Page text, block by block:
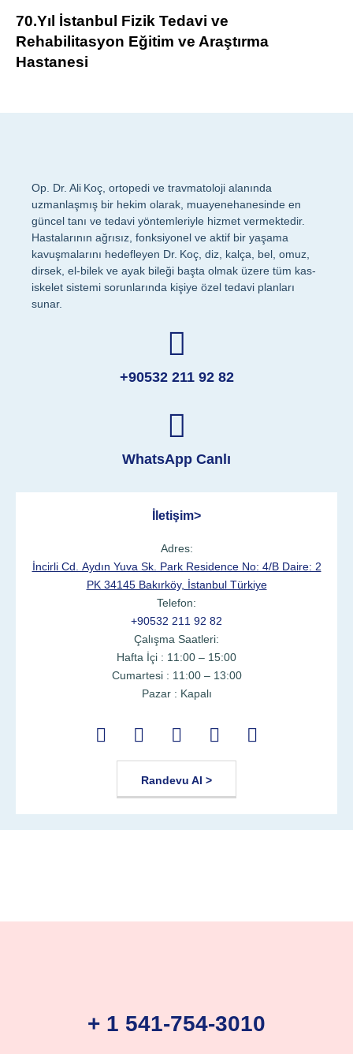
70.Yıl İstanbul Fizik Tedavi ve
Rehabilitasyon Eğitim ve Araştırma
Hastanesi
Op. Dr. Ali Koç, ortopedi ve travmatoloji alanında
uzmanlaşmış bir hekim olarak, muayenehanesinde en
güncel tanı ve tedavi yöntemleriyle hizmet vermektedir.
Hastalarının ağrısız, fonksiyonel ve aktif bir yaşama
kavuşmalarını hedefleyen Dr. Koç, diz, kalça, bel, omuz,
dirsek, el-bilek ve ayak bileği başta olmak üzere tüm kas-
iskelet sistemi sorunlarında kişiye özel tedavi planları
sunar.
+90532 211 92 82
WhatsApp Canlı
İletişim>
Adres:
İncirli Cd. Aydın Yuva Sk. Park Residence No: 4/B Daire: 2
PK 34145 Bakırköy, İstanbul Türkiye
Telefon:
+90532 211 92 82
Çalışma Saatleri:
Hafta İçi : 11:00 – 15:00
Cumartesi : 11:00 – 13:00
Pazar : Kapalı
Randevu Al >
+ 1 541-754-3010